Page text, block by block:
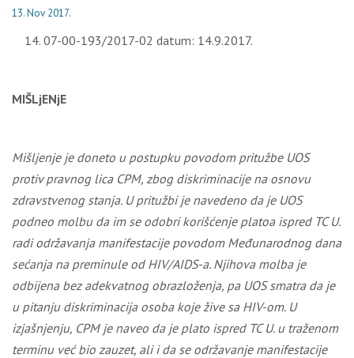
13. Nov 2017.
07-00-193/2017-02 datum: 14.9.2017.
MIŠLjENјE
Mišlјenje je doneto u postupku povodom pritužbe UOS
protiv pravnog lica CPM, zbog diskriminacije na osnovu
zdravstvenog stanja. U pritužbi je navedeno da je UOS
podneo molbu da im se odobri korišćenje platoa ispred TC U.
radi održavanja manifestacije povodom Međunarodnog dana
sećanja na preminule od HIV/AIDS-a. Nјihova molba je
odbijena bez adekvatnog obrazloženja, pa UOS smatra da je
u pitanju diskriminacija osoba koje žive sa HIV-om. U
izjašnjenju, CPM je naveo da je plato ispred TC U. u traženom
terminu već bio zauzet, ali i dase održavanje manifestacije